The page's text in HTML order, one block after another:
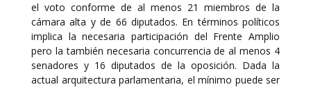
el voto conforme de al menos 21 miembros de la
cámara alta y de 66 diputados. En términos políticos
implica la necesaria participación del Frente Amplio
pero la también necesaria concurrencia de al menos 4
senadores y 16 diputados de la oposición. Dada la
actual arquitectura parlamentaria, el mínimo puede ser